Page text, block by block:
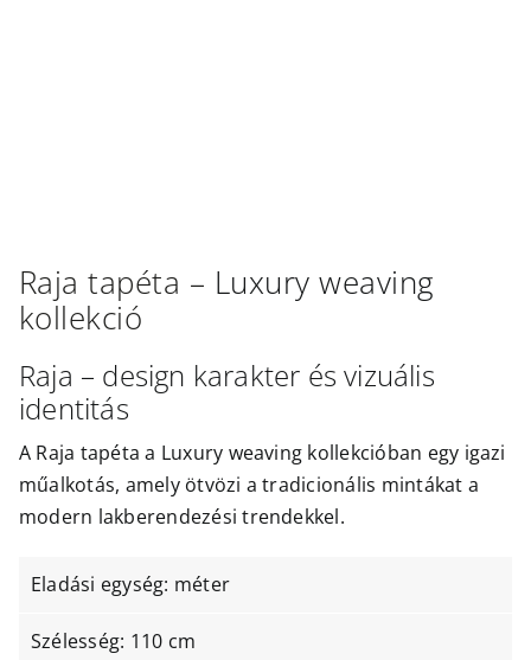
Raja tapéta – Luxury weaving
kollekció
Raja – design karakter és vizuális
identitás
A Raja tapéta a Luxury weaving kollekcióban egy igazi
műalkotás, amely ötvözi a tradicionális mintákat a
modern lakberendezési trendekkel.
Eladási egység: méter
Szélesség: 110 cm